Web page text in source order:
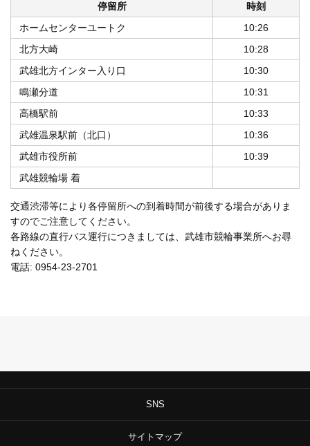
停留所
時刻
ホームセンターユートク
10:26
北方大崎
10:28
武雄北方インター入り口
10:30
鳴瀬分道
10:31
高橋駅前
10:33
武雄温泉駅前（北口）
10:36
武雄市役所前
10:39
武雄競輪場 着
交通渋滞等により各停留所への到着時間が前後する場合がありま
すのでご注意してください。
各路線の直行バス運行につきましては、武雄市競輪事業所へお尋
ねください。
電話: 0954-23-2701
SNS
サイトマップ